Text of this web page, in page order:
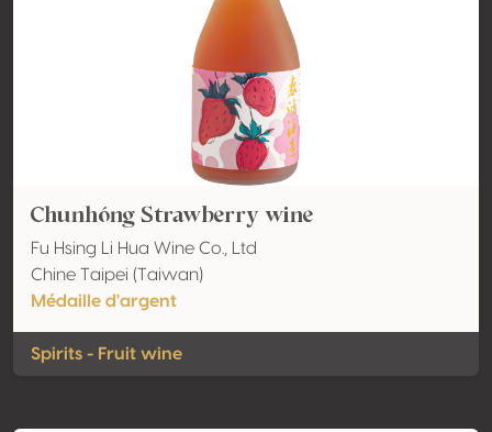
Chunhóng Strawberry wine
Fu Hsing Li Hua Wine Co., Ltd
Chine Taipei (Taiwan)
Médaille d'argent
Spirits - Fruit wine